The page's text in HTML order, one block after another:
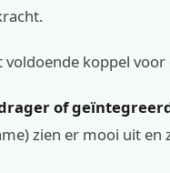
koppel
of
zien er mooi uit